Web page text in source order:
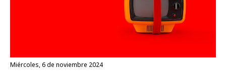
miércoles, 6 de noviembre 2024